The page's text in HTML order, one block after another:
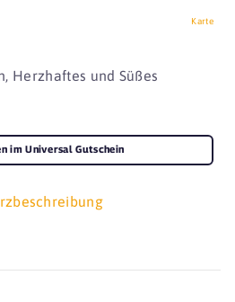
Karte
Herzhaftes und Süßes
im Universal Gutschein